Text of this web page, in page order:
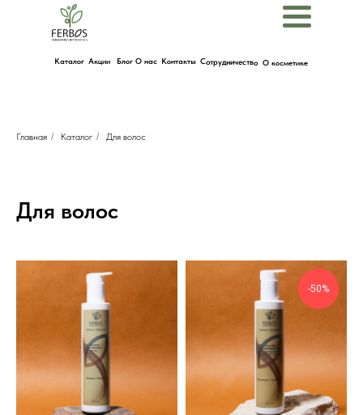
Каталог Акции Блог О нас Контакты Сотрудничество О косметике
Главная / Каталог / Для волос
Для волос
-50%